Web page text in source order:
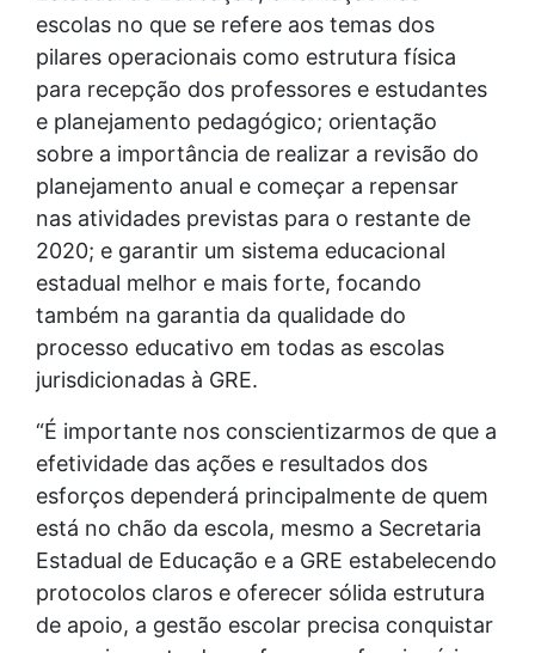
escolas no que se refere aos temas dos
pilares operacionais como estrutura física
para recepção dos professores e estudantes
e planejamento pedagógico; orientação
sobre a importância de realizar a revisão do
planejamento anual e começar a repensar
nas atividades previstas para o restante de
2020; e garantir um sistema educacional
estadual melhor e mais forte, focando
também na garantia da qualidade do
processo educativo em todas as escolas
jurisdicionadas à GRE.
“É importante nos conscientizarmos de que a
efetividade das ações e resultados dos
esforços dependerá principalmente de quem
está no chão da escola, mesmo a Secretaria
Estadual de Educação e a GRE estabelecendo
protocolos claros e oferecer sólida estrutura
de apoio, a gestão escolar precisa conquistar